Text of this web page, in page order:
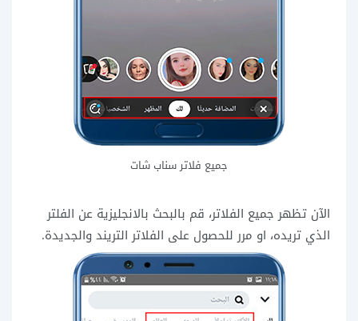
جميع فلاتر سناب شات
الآن تظهر جميع الفلاتر، قم بالبحث بالانجليزية عن الفلتر
الذي تريده، او مرر للحصول على الفلاتر التريند والجديدة.